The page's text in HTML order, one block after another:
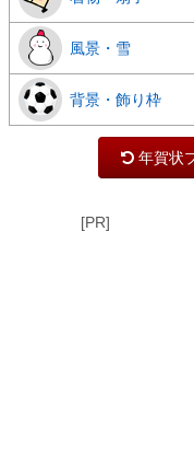
風景・雪
背景・飾り枠
年賀状
[PR]